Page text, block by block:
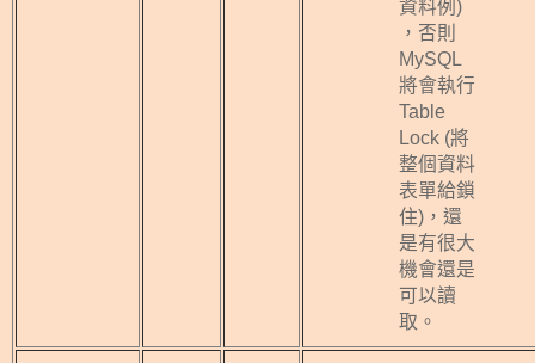
資料例)
，否則
MySQL
將會執行
Table
Lock (將
整個資料
表單給鎖
住)，還
是有很大
機會還是
可以讀
取。